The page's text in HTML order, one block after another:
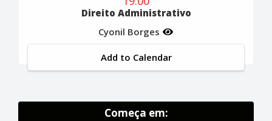
Direito Administrativo
Cyonil Borges
Add to Calendar
Começa em: